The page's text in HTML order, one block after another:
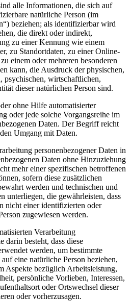
alle Informationen, die sich auf
natürliche Person (im
beziehen; als identifizierbar wird
die direkt oder indirekt,
zu einer Kennung wie einem
zu Standortdaten, zu einer Online-
einem oder mehreren besonderen
kann, die Ausdruck der physischen,
psychischen, wirtschaftlichen,
dieser natürlichen Person sind.
ohne Hilfe automatisierter
oder jede solche Vorgangsreihe im
Daten. Der Begriff reicht
Umgang mit Daten.
personenbezogener Daten in
Daten ohne Hinzuziehung
mehr einer spezifischen betroffenen
sofern diese zusätzlichen
werden und technischen und
unterliegen, die gewährleisten, dass
nicht einer identifizierten oder
zugewiesen werden.
Verarbeitung
darin besteht, dass diese
werden, um bestimmte
eine natürliche Person beziehen,
Aspekte bezüglich Arbeitsleistung,
persönliche Vorlieben, Interessen,
oder Ortswechsel dieser
oder vorherzusagen.